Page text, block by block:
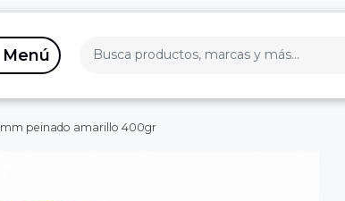
peinado amarillo 400gr